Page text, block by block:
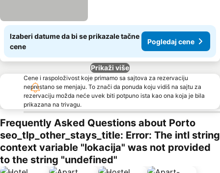
Izaberi datume da bi se prikazale tačne
cene
Pogledaj cene
Prikaži više
Cene i raspoloživost koje primamo sa sajtova za rezervaciju
neprestano se menjaju. To znači da ponuda koju vidiš na sajtu za
rezervaciju možda neće uvek biti potpuno ista kao ona koja je bila
prikazana na trivagu.
Frequently Asked Questions about Porto
seo_tlp_other_stays_title: Error: The intl string
context variable "lokacija" was not provided
to the string "undefined"